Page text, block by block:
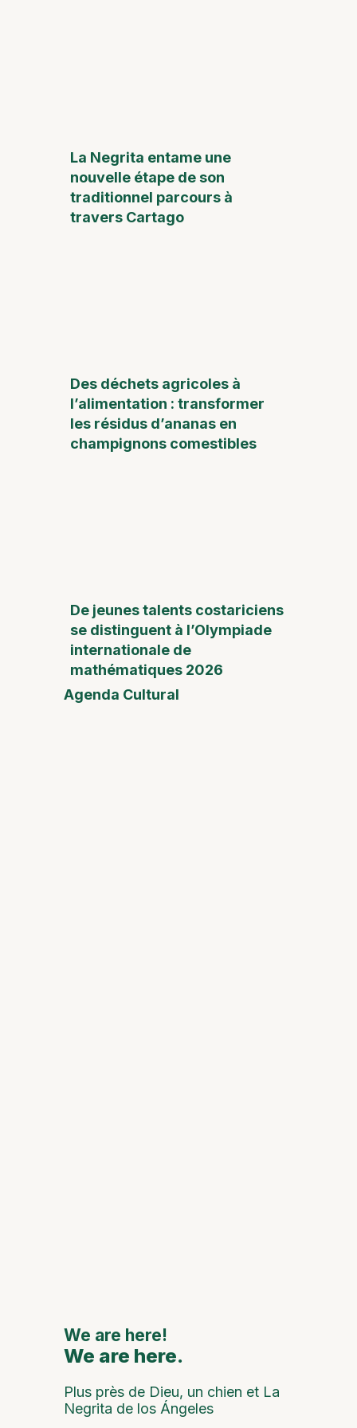
La Negrita entame une
nouvelle étape de son
traditionnel parcours à
travers Cartago
Des déchets agricoles à
l’alimentation : transformer
les résidus d’ananas en
champignons comestibles
De jeunes talents costariciens
se distinguent à l’Olympiade
internationale de
mathématiques 2026
Agenda Cultural
We are here!
We are here.
Plus près de Dieu, un chien et La
Negrita de los Ángeles